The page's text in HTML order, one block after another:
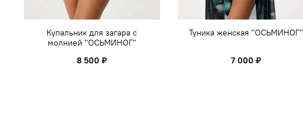
Купальник для загара с
молнией "ОСЬМИНОГ"
8 500 ₽
Туника женская "ОСЬМИНОГ"
7 000 ₽